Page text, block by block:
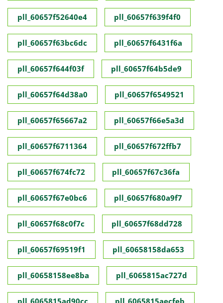
pll_60657f52640e4 pll_60657f639f4f0
pll_60657f63bc6dc pll_60657f6431f6a
pll_60657f644f03f pll_60657f64b5de9
pll_60657f64d38a0 pll_60657f6549521
pll_60657f65667a2 pll_60657f66e5a3d
pll_60657f6711364 pll_60657f672ffb7
pll_60657f674fc72 pll_60657f67c36fa
pll_60657f67e0bc6 pll_60657f680a9f7
pll_60657f68c0f7c pll_60657f68dd728
pll_60657f69519f1 pll_60658158da653
pll_60658158ee8ba pll_6065815ac727d